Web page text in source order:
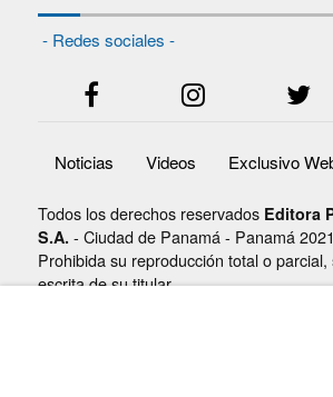
- Redes sociales -
Noticias Videos Exclusivo
Todos los derechos reservados Editora
S.A. - Ciudad de Panamá - Panamá
Prohibida su reproducción total o parcial,
escrita de su titular.